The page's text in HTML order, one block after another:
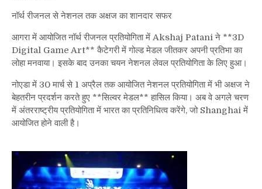
पटानी
ने
नेशनल
में
सिल्वर
नॉर्थ रीजनल से नेशनल तक अक्षज का शानदार सफर
आगरा में आयोजित नॉर्थ रीजनल प्रतियोगिता में Akshaj Patani ने **3D
Digital Game Art** कैटेगरी में गोल्ड मेडल जीतकर अपनी प्रतिभा का
लोहा मनवाया। इसके बाद उनका चयन नेशनल लेवल प्रतियोगिता के लिए हुआ।
नोएडा में 30 मार्च से 1 अप्रैल तक आयोजित नेशनल प्रतियोगिता में भी अक्षज ने
बेहतरीन प्रदर्शन करते हुए **सिल्वर मेडल** हासिल किया। अब वे अगले चरण
में अंतरराष्ट्रीय प्रतियोगिता में भारत का प्रतिनिधित्व करेंगे, जो Shanghai में
आयोजित होने वाली है।